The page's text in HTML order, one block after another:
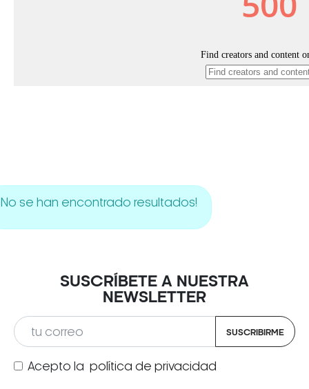
No se han encontrado resultados!
SUSCRÍBETE A NUESTRA
NEWSLETTER
SUSCRIBIRME
Acepto la política de privacidad